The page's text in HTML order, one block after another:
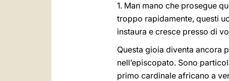
1. Man mano che prosegue
troppo rapidamente, questi
instaura e cresce presso di
Questa gioia diventa ancora
nell’episcopato. Sono
primo cardinale africano a